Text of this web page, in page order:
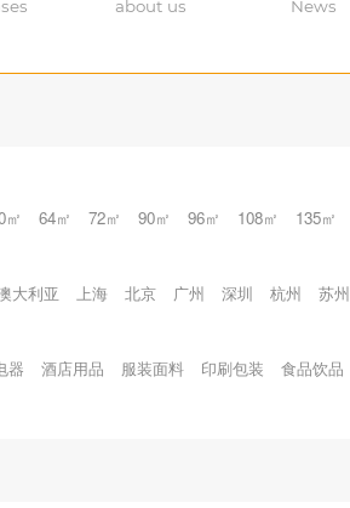
about us News
㎡ 64㎡ 72㎡ 90㎡ 96㎡ 108㎡ 135㎡
大利亚 上海 北京 广州 深圳 杭州 苏州
器 酒店用品 服装面料 印刷包装 食品饮品